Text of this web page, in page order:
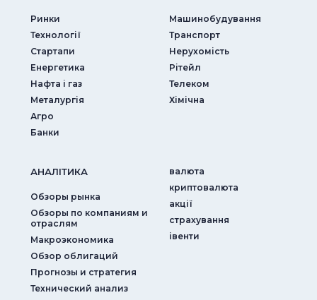
Ринки
Технології
Стартапи
Енергетика
Нафта і газ
Металургія
Агро
Банки
Машинобудування
Транспорт
Нерухомість
Рітейл
Телеком
Хімічна
АНАЛIТИКА
Обзоры рынка
Обзоры по компаниям и
отраслям
Макроэкономика
Обзор облигаций
Прогнозы и стратегия
Технический анализ
валюта
криптовалюта
акції
страхування
iвенти